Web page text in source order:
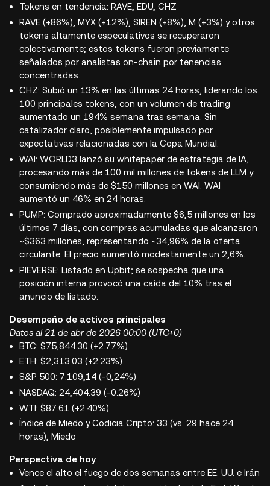
Tokens en tendencia: RAVE, EDU, CHZ
RAVE (+86%), MYX (+12%), SIREN (+8%), M (+3%) y otros
tokens altamente especulativos se recuperaron
colectivamente; estos tokens fueron previamente
señalados por analistas on-chain por tenencias
concentradas.
CHZ: Subió un 13% en las últimas 24 horas, liderando los
100 principales tokens, con un volumen de trading
aumentado un 194% semana tras semana. Sin
catalizador claro, posiblemente impulsado por
expectativas relacionadas con la Copa Mundial.
WAI: WORLD3 lanzó su whitepaper de estrategia de IA,
procesando más de 100 mil millones de tokens de LLM y
consumiendo más de $150 millones en WAI. WAI
aumentó un 46% en 24 horas.
PUMP: Comprado aproximadamente $6,5 millones en los
últimos 7 días, con compras acumuladas que alcanzaron
~$363 millones, representando ~34,96% de la oferta
circulante. El precio aumentó modestamente un 2,6%.
PIEVERSE: Listado en Upbit; se sospecha que una
posición interna provocó una caída del 10% tras el
anuncio de listado.
Desempeño de activos principales
Datos al 21 de abr de 2026 00:00 (UTC+0)
BTC: $75,844.30 (+2.77%)
ETH: $2,313.03 (+2.23%)
S&P 500: 7.109,14 (-0,24%)
NASDAQ: 24,404.39 (-0.26%)
WTI: $87.61 (+2.40%)
Índice de Miedo y Codicia Cripto: 33 (vs. 29 hace 24
horas), Miedo
Perspectiva de hoy
Vence el alto el fuego de dos semanas entre EE. UU. e Irán